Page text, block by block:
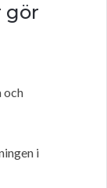
gör
och
i